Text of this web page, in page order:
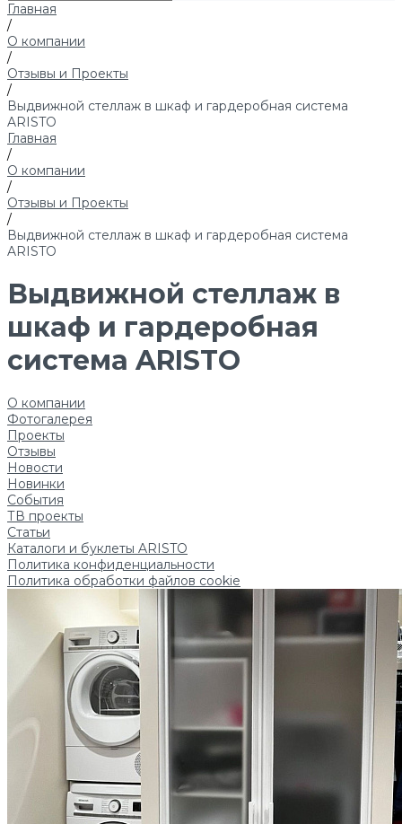
Главная
/
О компании
/
Отзывы и Проекты
/
Выдвижной стеллаж в шкаф и гардеробная система
ARISTO
Главная
/
О компании
/
Отзывы и Проекты
/
Выдвижной стеллаж в шкаф и гардеробная система
ARISTO
Выдвижной стеллаж в
шкаф и гардеробная
система ARISTO
О компании
Фотогалерея
Проекты
Отзывы
Новости
Новинки
События
ТВ проекты
Статьи
Каталоги и буклеты ARISTO
Политика конфиденциальности
Политика обработки файлов cookie